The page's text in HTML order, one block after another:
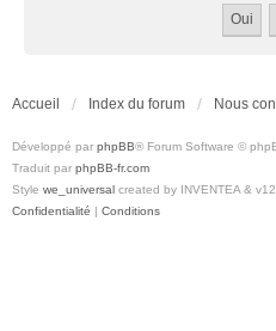
Accueil Index du forum Nous
Développé par phpBB® Forum Software ©
Traduit par phpBB-fr.com
Style we_universal created by INVENTEA &
Confidentialité | Conditions